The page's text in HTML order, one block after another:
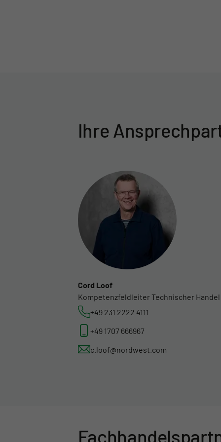
Ihre
Cord Loof
Kompetenzfeldleiter Technischer Handel
+49 231 2222 4111
+49 1707 666967
c.loof@nordwest.com